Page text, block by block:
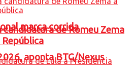
marca corrida
aponta BTG/Nexus
de Romeu Zema
República